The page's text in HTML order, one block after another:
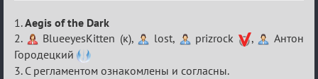
Re:
XV
Кубок
1.Aegis of the Dark
2.
BlueeyesKitten (к), lost, prizrock ,
Антон
Городецкий
3. С регламентом ознакомлены и согласны.